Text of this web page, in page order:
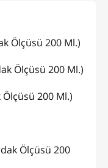
Ölçüsü 200 Ml.)
Ölçüsü 200 Ml.)
200 Ml.)
Ölçüsü 200